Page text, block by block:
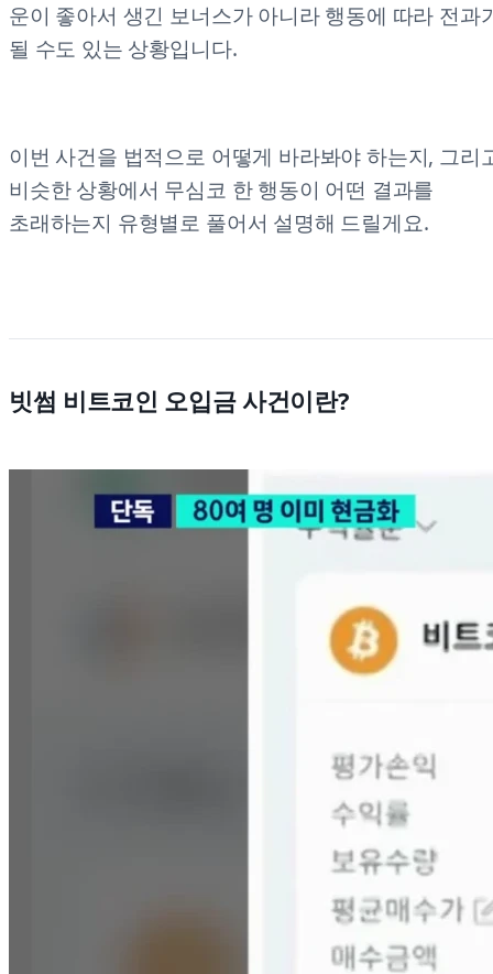
운이 좋아서 생긴 보너스가 아니라 행동에 따라 전과
될 수도 있는 상황입니다.
이번 사건을 법적으로 어떻게 바라봐야 하는지, 그리
비슷한 상황에서 무심코 한 행동이 어떤 결과를
초래하는지 유형별로 풀어서 설명해 드릴게요.
빗썸 비트코인 오입금 사건이란?